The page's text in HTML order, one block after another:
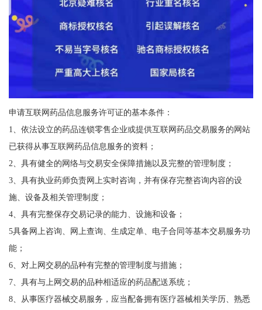
申请互联网药品信息服务许可证的基本条件：
1、依法设立的药品连锁零售企业或提供互联网药品交易服务的网站
已获得从事互联网药品信息服务的资料；
2、具有健全的网络与交易安全保障措施以及完整的管理制度；
3、具有执业药师负责网上实时咨询，并有保存完整咨询内容的设
施、设备及相关管理制度；
4、具有完整保存交易记录的能力、设施和设备；
5具备网上咨询、网上查询、生成定单、电子合同等基本交易服务功
能；
6、对上网交易的品种有完整的管理制度与措施；
7、具有与上网交易的品种相适应的药品配送系统；
8、从事医疗器械交易服务，应当配备拥有医疗器械相关学历、熟悉